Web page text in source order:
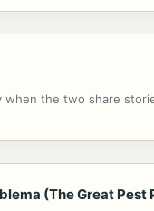
the two share
(The Great